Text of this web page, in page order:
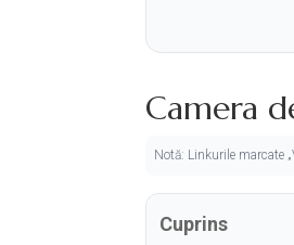
Camera
Notă: Linkurile marcate
Cuprins